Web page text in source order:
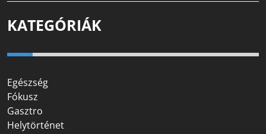
KATEGÓRIÁK
Egészség
Fókusz
Gasztro
Helytörténet